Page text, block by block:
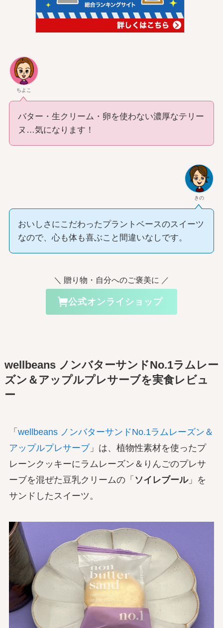
ちよこ
バター・生クリーム・卵を使わない濃厚なテリー
ヌ…気になります！
きの
おいしさにこだわったプラントベースのスイーツ
なので、心も体も喜ぶこと間違いなしです。
＼ 贈り物・自分へのご褒美に ／
公式オンライショップ
wellbeans ノンバターサンドNo.1ラムレー
ズン＆アップルプレサーブを実食レビュ
ー
「 wellbeans ノンバターサンドNo.1ラムレーズン＆
アップルプレサーブ」は、植物性素材を使ったプ
レーンクッキーにラムレーズン＆りんごのプレサ
ーブを混ぜた豆乳クリームの「 ソイレブール」を
サンドしたスイーツ。